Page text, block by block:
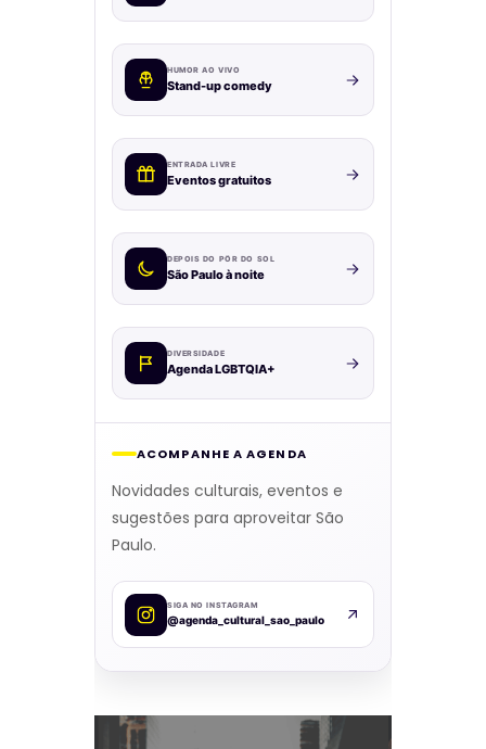
HUMOR AO VIVO
Stand-up comedy
ENTRADA LIVRE
Eventos gratuitos
DEPOIS DO PÔR DO SOL
São Paulo à noite
DIVERSIDADE
Agenda LGBTQIA+
ACOMPANHE A AGENDA
Novidades culturais, eventos e
sugestões para aproveitar São
Paulo.
SIGA NO INSTAGRAM
@agenda_cultural_sao_paulo